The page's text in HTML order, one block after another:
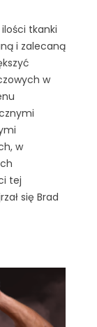
tkanki
i zalecaną
w
w
tej
się Brad